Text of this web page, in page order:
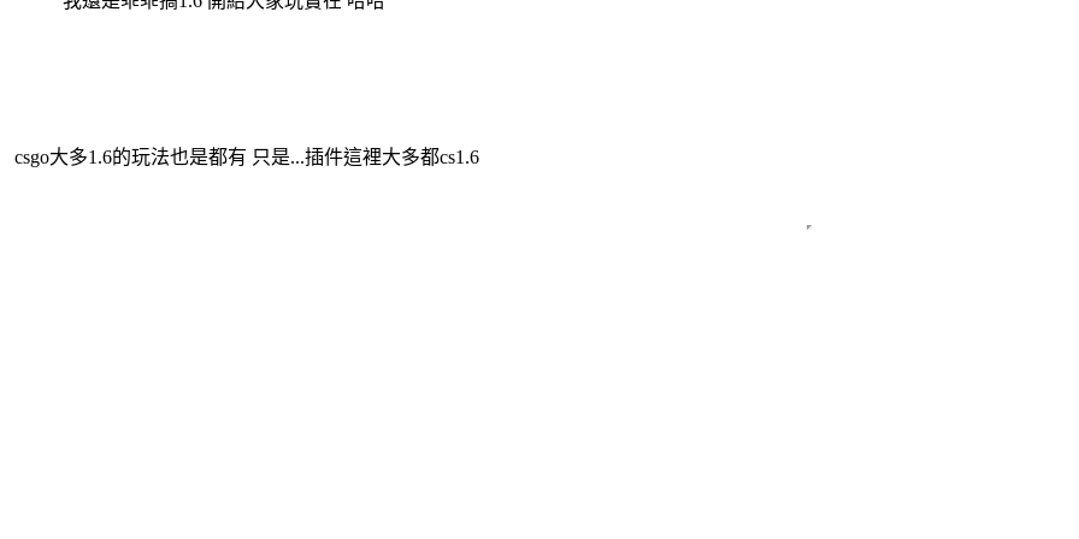
csgo大多1.6的玩法也是都有 只是...插件這裡大多都cs1.6